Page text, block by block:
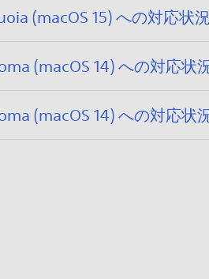
(macOS 15) への対応状
(macOS 14) への対応状
(macOS 14) への対応状